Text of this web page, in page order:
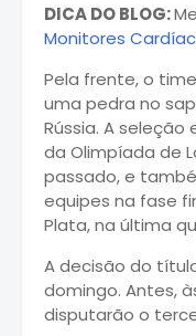
DICA DO BLOG:
Monitores
Pela frente, o
uma pedra no
Rússia. A seleção
da Olimpíada de
passado, e
equipes na fase
Plata, na última
A decisão do
domingo. Antes,
disputarão o